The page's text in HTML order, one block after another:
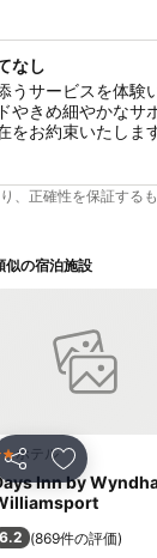
なし
うサービスを体験
やきめ細やかなサ
をお約束いたします
、正確性を保証する
似の宿泊施設
シェア お気に入
テルのランク
ホテル
Inn by
6.2 (869件の評価)